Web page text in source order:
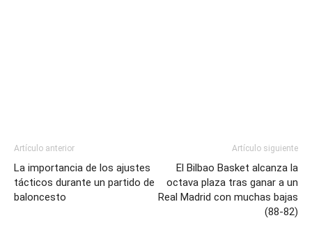
Artículo anterior
La importancia de los ajustes
tácticos durante un partido de
baloncesto
Artículo siguiente
El Bilbao Basket alcanza la
octava plaza tras ganar a un
Real Madrid con muchas bajas
(88-82)